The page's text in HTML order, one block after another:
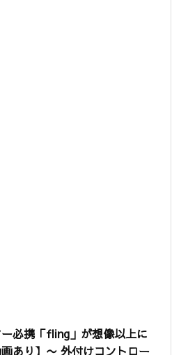
必携「fling」が想像以上に
あり】 〜 外付けコントロー